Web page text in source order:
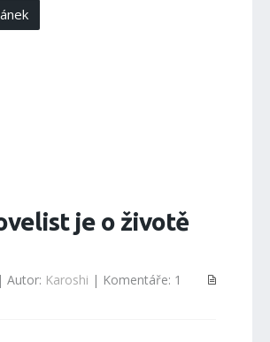
je o životě
Autor: Karoshi | Komentáře: 1